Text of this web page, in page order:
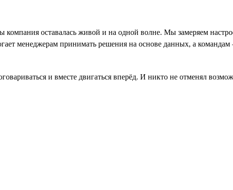
оставалась живой и на одной волне. Мы замеряем
менеджерам принимать решения на основе данных, а
и вместе двигаться вперёд. И никто не отменял